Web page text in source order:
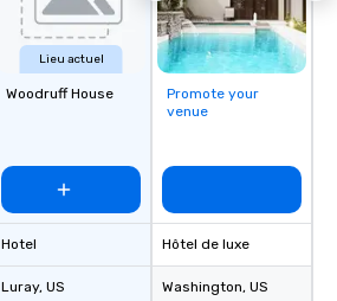
Lieu actuel
Woodruff House
Hotel
Luray, US
Promote your
venue
Hôtel de luxe
Washington, US